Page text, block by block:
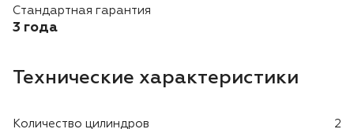
Моющие аппараты
Стандартная гарантия
3 года
Технические характеристики
Количество цилиндров 2